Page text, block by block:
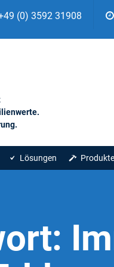
(0) 3592 31908
Lösungen Produkte